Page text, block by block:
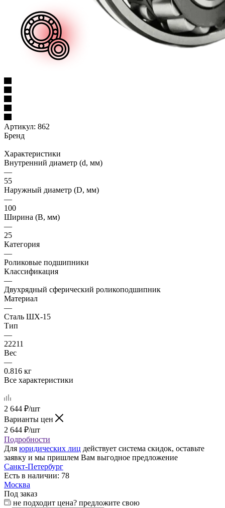
Артикул: 862
Бренд
Характеристики
Внутренний диаметр (d, мм)
—
55
Наружный диаметр (D, мм)
—
100
Ширина (B, мм)
—
25
Категория
—
Роликовые подшипники
Классификация
—
Двухрядный сферический роликоподшипник
Материал
—
Сталь ШХ-15
Тип
—
22211
Вес
—
0.816 кг
Все характеристики
2 644 ₽/шт
Варианты цен
2 644 ₽/шт
Подробности
Для юридических лиц действует система скидок, оставьте
заявку и мы пришлем Вам выгодное предложение
Санкт-Петербург
Есть в наличии: 78
Москва
Под заказ
не подходит цена? предложите свою